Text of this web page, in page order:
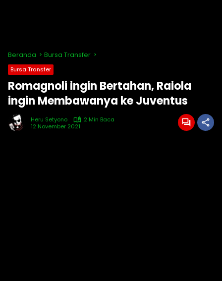
Beranda Bursa Transfer
Bursa Transfer
Romagnoli ingin Bertahan, Raiola
ingin Membawanya ke Juventus
Heru Setyono
2 Min Baca
12 November 2021